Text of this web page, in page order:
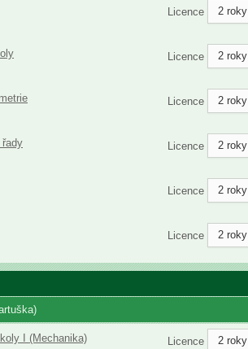
Licence 2 roky
Licence 2 roky
Licence 2 roky
Licence 2 roky
Licence 2 roky
Licence 2 roky
I (Mechanika)
Licence 2 roky